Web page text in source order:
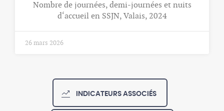
Nombre de journées, demi-journées et nuits
d‘accueil en SSJN, Valais, 2024
26 mars 2026
INDICATEURS ASSOCIÉS